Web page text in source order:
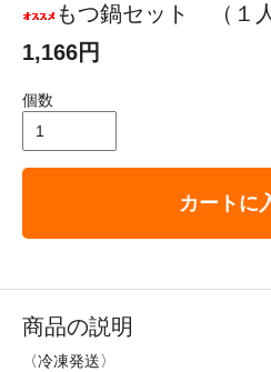
もつ鍋セット （１
1,166円
個数
カートに
商品の説明
〈冷凍発送〉